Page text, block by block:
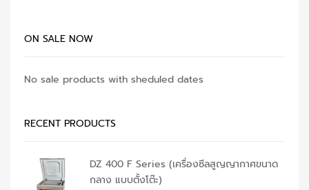
ON SALE NOW
No sale products with sheduled dates
RECENT PRODUCTS
DZ 400 F Series (เครื่องซีลสูญญากาศขนาด
กลาง แบบตั้งโต๊ะ)